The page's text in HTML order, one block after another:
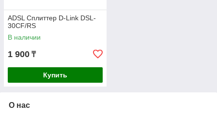
ADSL Сплиттер D-Link DSL-
30CF/RS
В наличии
1 900 ₸
Купить
О нас